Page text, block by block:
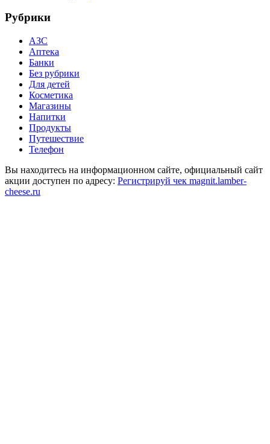
Рубрики
АЗС
Аптека
Банки
Без рубрики
Для детей
Косметика
Магазины
Напитки
Продукты
Путешествие
Телефон
Вы находитесь на информационном сайте, официальный сайт
акции доступен по адресу: Регистрируй чек magnit.lamber-
cheese.ru